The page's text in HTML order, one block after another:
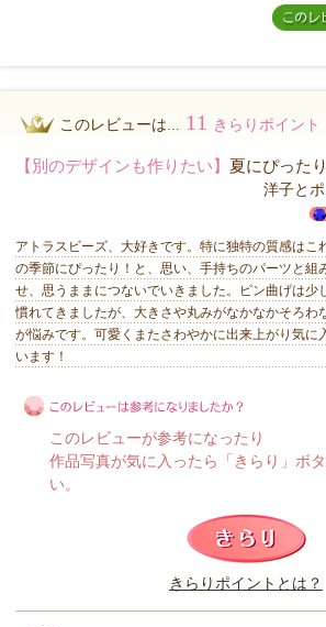
このレビューは... 11 きらりポイント
【別のデザインも作りたい】 夏にぴった
洋子と
アトラスビーズ、大好きです。特に独特の質感はこ
の季節にぴったり！と、思い、手持ちのパーツと組
せ、思うままにつないでいきました。ピン曲げは少
慣れてきましたが、大きさや丸みがなかなかそろわ
が悩みです。可愛くまたさわやかに出来上がり気に
います！
このレビューは参考になりましたか？
このレビューが参考になったり
作品写真が気に入ったら「きらり」ボ
い。
きらり
きらりポイントとは？